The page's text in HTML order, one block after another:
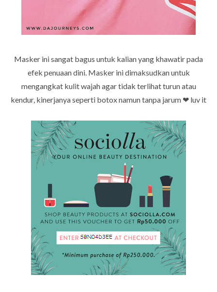
Masker ini sangat bagus untuk kalian yang khawatir pada
efek penuaan dini. Masker ini dimaksudkan untuk
mengangkat kulit wajah agar tidak terlihat turun atau
kendur, kinerjanya seperti botox namun tanpa jarum ❤ luv it